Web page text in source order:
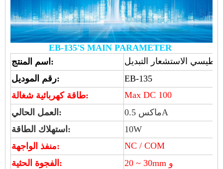
EB-135'S MAIN PARAMETER
اسم المنتج:
الاستشعار التبديل
رقم الموديل:
EB-135
طاقة كهربائية شغالة:
Max DC 100
العمل الحالي:
ماكس 0.5A
استهلاك الطاقة:
10W
منفذ الواجهة:
NC / COM
الفجوة الحثية:
20 ~ 30mm و